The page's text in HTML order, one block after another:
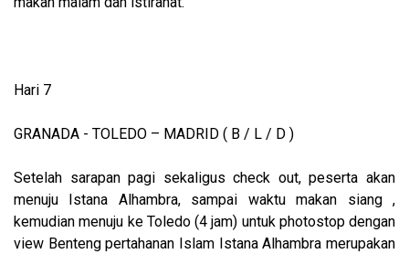
Hari 7
GRANADA - TOLEDO – MADRID ( B / L / D )
Setelah sarapan pagi sekaligus check out, peserta akan
menuju Istana Alhambra, sampai waktu makan siang ,
kemudian menuju ke Toledo (4 jam) untuk photostop dengan
view Benteng pertahanan Islam Istana Alhambra merupakan